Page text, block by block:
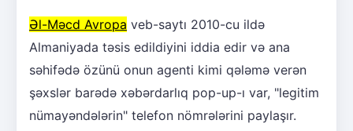
Əl-Məcd Avropa veb-saytı 2010-cu ildə
Almaniyada təsis edildiyini iddia edir və ana
səhifədə özünü onun agenti kimi qələmə verən
şəxslər barədə xəbərdarlıq pop-up-ı var, "legitim
nümayəndələrin" telefon nömrələrini paylaşır.